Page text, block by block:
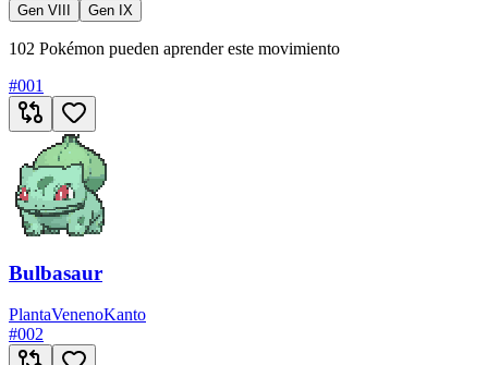
Gen VIII
Gen IX
102 Pokémon pueden aprender este movimiento
#001
Bulbasaur
PlantaVenenoKanto
#002